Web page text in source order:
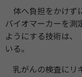
体へ負担をかけず
バイオマーカーを測
ようにする技術は、
いる。
乳がんの検査にリ